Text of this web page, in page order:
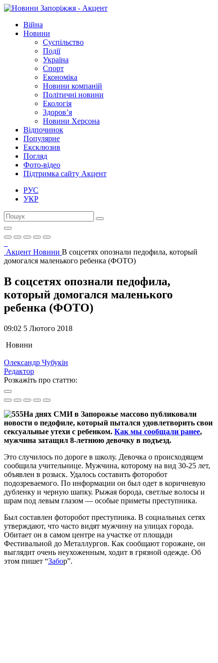
Війна
Новини
Суспільство
Події
Україна
Спорт
Економіка
Новини компаній
Політичні новини
Екологія
Здоров’я
Новини Херсона
Відпочинок
Популярне
Ексклюзив
Погляд
Фото-відео
Підтримка сайту Акцент
РУС
УКР
Акцент Новини В соцсетях опознали педофила, который
домогался маленького ребенка (ФОТО)
В соцсетях опознали педофила,
который домогался маленького
ребенка (ФОТО)
09:02 5 Лютого 2018
Новини
Олександр Чубукін
Редактор
Розкажіть про статтю:
На днях СМИ в Запорожье массово публиковали
новости о педофиле, который пытался удовлетворить свои
сексуальные утехи с ребенком. Как мы сообщали ранее,
мужчина затащил 8-летнюю девочку в подъезд.
Это случилось по дороге в школу. Девочка о происходящем
сообщила учительнице. Мужчина, которому на вид 30-25 лет,
объявлен в розыск. Удалось составить фоторобот
подозреваемого. По информации он был одет в коричневую
дубленку и черную шапку. Рыжая борода, светлые волосы и
шрам под левым глазом — особые приметы преступника.
Был составлен фоторобот преступника. В социальных сетях
утверждают, что часто видят мужчину на улицах города.
Обитает он в самом центре на участке от площади
Фестивальной до Металлургов. Как сообщают горожане, он
выглядит очень неухоженным, ходит в грязной одежде. Об
этом пишет “Забор”.